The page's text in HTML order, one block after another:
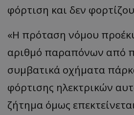
φόρτιση και δεν
«Η πρόταση νόμου
αριθμό παραπόνων από
συμβατικά οχήματα
φόρτισης ηλεκτρικών
ζήτημα όμως